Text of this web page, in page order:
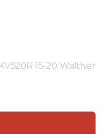
15-20 Walther